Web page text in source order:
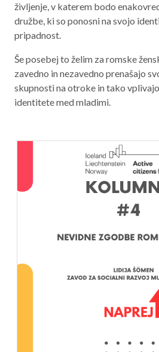
življenje, v katerem bodo
družbe, ki so ponosni na svojo
pripadnost.
Še posebej to želim za romske
zavedno in nezavedno prenašajo
skupnosti na otroke in tako
identitete med mladimi.